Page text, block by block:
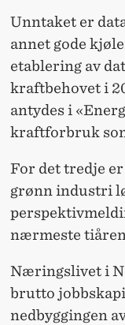
Unntaket er
annet gode
etablering av
kraftbehovet i
antydes i
kraftforbruk
For det tredje
grønn industri
nærmeste
Næringslivet i
brutto
nedbyggingen